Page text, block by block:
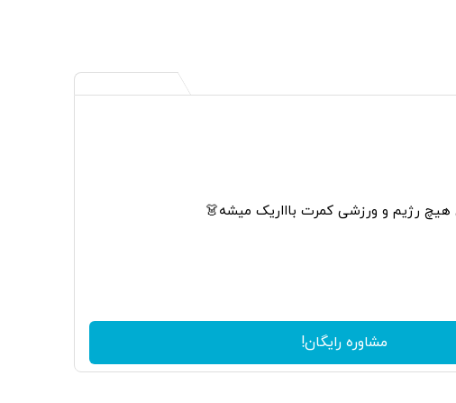
هیچ رژیم و ورزشی کمرت باااریک میشه👗
مشاوره رایگان!